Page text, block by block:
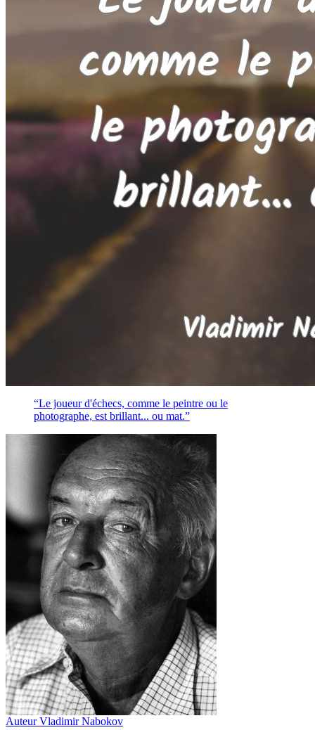
“Le joueur d'échecs, comme le peintre ou le
photographe, est brillant... ou mat.”
Auteur Vladimir Nabokov